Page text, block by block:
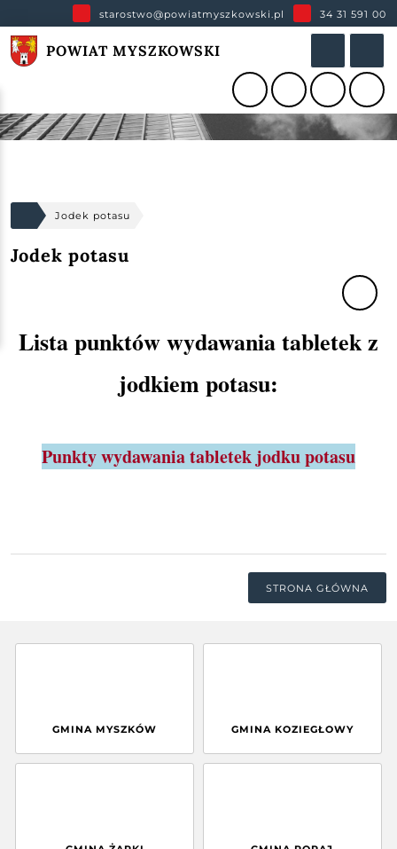
starostwo@powiatmyszkowski.pl 34 31 591 00
POWIAT MYSZKOWSKI
Jodek potasu
Jodek potasu
Lista punktów wydawania tabletek z
jodkiem potasu:
Punkty wydawania tabletek jodku potasu
STRONA GŁÓWNA
GMINA MYSZKÓW GMINA KOZIEGŁOWY